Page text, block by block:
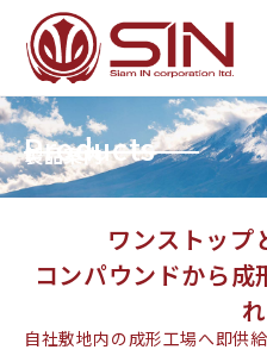
Products
製品案内
ワンストップ
コンパウンドから
れ
自社敷地内の成形工場へ即供